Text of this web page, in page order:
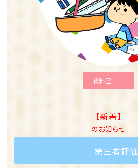
資料室
【新着】
のお知らせ
第三者評価